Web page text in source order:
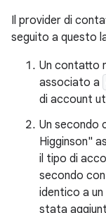
Il provider di
seguito a questo
Un contatto
associato a
di account
Un secondo
Higginson"
il tipo di
secondo
identico a
stata